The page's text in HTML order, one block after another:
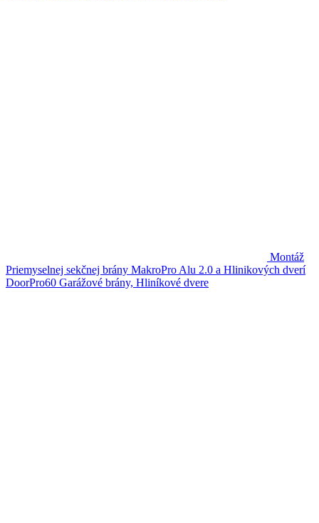
Montáž
Priemyselnej sekčnej brány MakroPro Alu 2.0 a Hlinikových dverí
DoorPro60 Garážové brány, Hliníkové dvere